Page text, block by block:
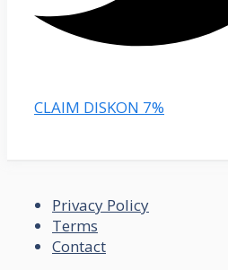
CLAIM DISKON 7%
Privacy Policy
Terms
Contact